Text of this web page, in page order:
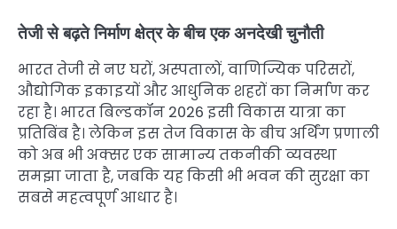
तेजी से बढ़ते निर्माण क्षेत्र के बीच एक अनदेखी चुनौती
भारत तेजी से नए घरों, अस्पतालों, वाणिज्यिक परिसरों,
औद्योगिक इकाइयों और आधुनिक शहरों का निर्माण कर
रहा है। भारत बिल्डकॉन 2026 इसी विकास यात्रा का
प्रतिबिंब है। लेकिन इस तेज विकास के बीच अर्थिंग प्रणाली
को अब भी अक्सर एक सामान्य तकनीकी व्यवस्था
समझा जाता है, जबकि यह किसी भी भवन की सुरक्षा का
सबसे महत्वपूर्ण आधार है।